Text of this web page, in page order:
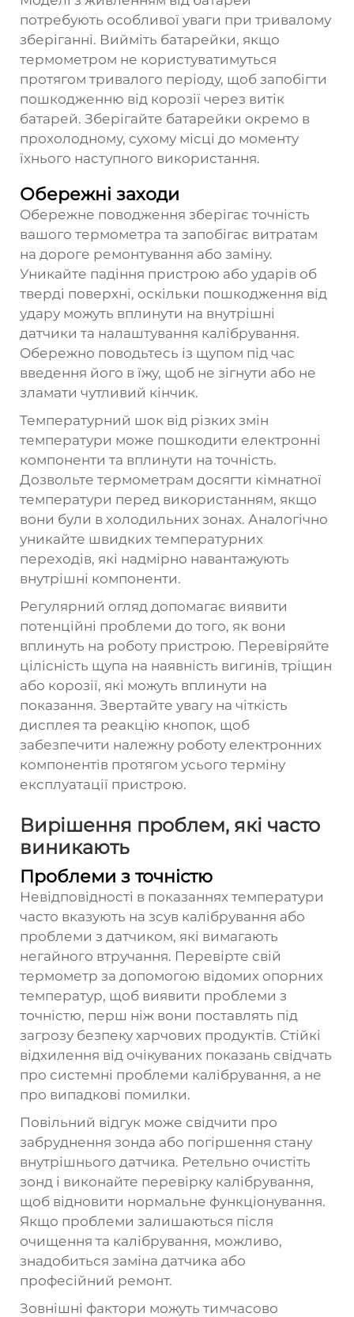
потребують особливої уваги при тривалому
зберіганні. Вийміть батарейки, якщо
термометром не користуватимуться
протягом тривалого періоду, щоб запобігти
пошкодженню від корозії через витік
батарей. Зберігайте батарейки окремо в
прохолодному, сухому місці до моменту
їхнього наступного використання.
Обережні заходи
Обережне поводження зберігає точність
вашого термометра та запобігає витратам
на дороге ремонтування або заміну.
Уникайте падіння пристрою або ударів об
тверді поверхні, оскільки пошкодження від
удару можуть вплинути на внутрішні
датчики та налаштування калібрування.
Обережно поводьтесь із щупом під час
введення його в їжу, щоб не зігнути або не
зламати чутливий кінчик.
Температурний шок від різких змін
температури може пошкодити електронні
компоненти та вплинути на точність.
Дозвольте термометрам досягти кімнатної
температури перед використанням, якщо
вони були в холодильних зонах. Аналогічно
уникайте швидких температурних
переходів, які надмірно навантажують
внутрішні компоненти.
Регулярний огляд допомагає виявити
потенційні проблеми до того, як вони
вплинуть на роботу пристрою. Перевіряйте
цілісність щупа на наявність вигинів, тріщин
або корозії, які можуть вплинути на
показання. Звертайте увагу на чіткість
дисплея та реакцію кнопок, щоб
забезпечити належну роботу електронних
компонентів протягом усього терміну
експлуатації пристрою.
Вирішення проблем, які часто
виникають
Проблеми з точністю
Невідповідності в показаннях температури
часто вказують на зсув калібрування або
проблеми з датчиком, які вимагають
негайного втручання. Перевірте свій
термометр за допомогою відомих опорних
температур, щоб виявити проблеми з
точністю, перш ніж вони поставлять під
загрозу безпеку харчових продуктів. Стійкі
відхилення від очікуваних показань свідчать
про системні проблеми калібрування, а не
про випадкові помилки.
Повільний відгук може свідчити про
забруднення зонда або погіршення стану
внутрішнього датчика. Ретельно очистіть
зонд і виконайте перевірку калібрування,
щоб відновити нормальне функціонування.
Якщо проблеми залишаються після
очищення та калібрування, можливо,
знадобиться заміна датчика або
професійний ремонт.
Зовнішні фактори можуть тимчасово